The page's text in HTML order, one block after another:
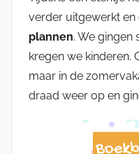
verder uitgewerkt en
plannen. We gingen
kregen we kinderen.
maar in de
draad weer op en